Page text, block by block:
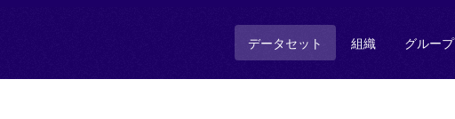
データセット 組織 グループ